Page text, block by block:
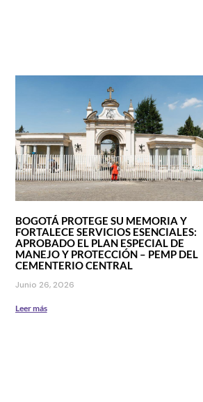
BOGOTÁ PROTEGE SU MEMORIA Y
FORTALECE SERVICIOS ESENCIALES:
APROBADO EL PLAN ESPECIAL DE
MANEJO Y PROTECCIÓN – PEMP DEL
CEMENTERIO CENTRAL
Junio 26, 2026
Leer más